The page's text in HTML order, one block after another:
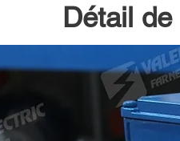
Détail